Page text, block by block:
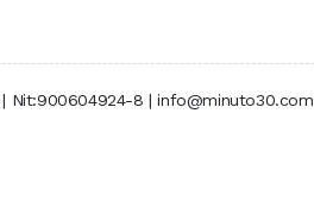
Nit:900604924-8 | info@minuto30.com